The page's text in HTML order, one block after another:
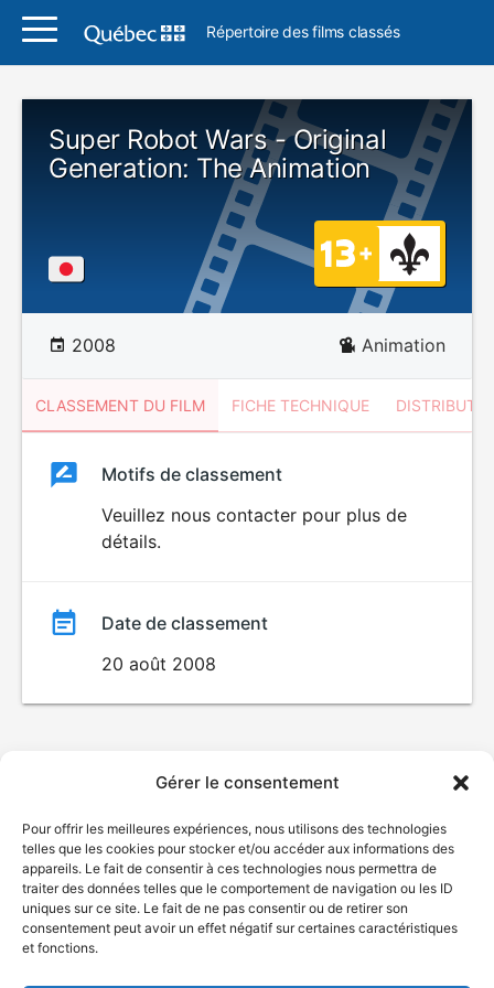
Gérer le consentement
Pour offrir les meilleures expériences, nous utilisons des technologies
telles que les cookies pour stocker et/ou accéder aux informations des
appareils. Le fait de consentir à ces technologies nous permettra de
traiter des données telles que le comportement de navigation ou les ID
uniques sur ce site. Le fait de ne pas consentir ou de retirer son
consentement peut avoir un effet négatif sur certaines caractéristiques
et fonctions.
Répertoire des films classés
Super Robot Wars - Original
Generation: The Animation
2008 Animation
CLASSEMENT DU FILM FICHE TECHNIQUE
ClassementClassement
Motifs de classement
Veuillez nous contacter pour plus de
détails.
Date de classement
20 août 2008